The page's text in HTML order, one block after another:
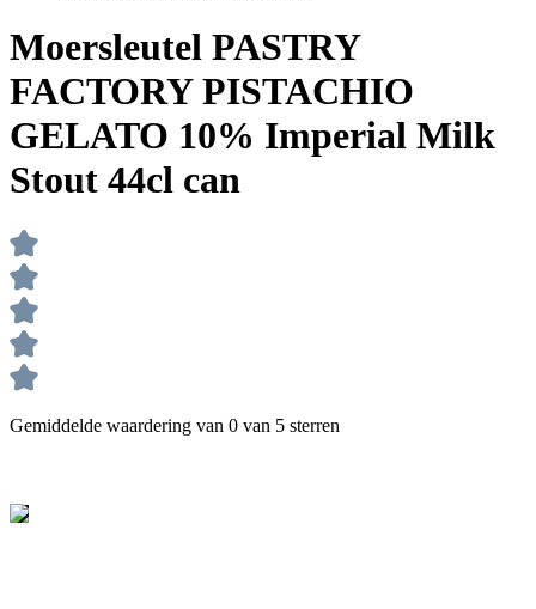
Moersleutel PASTRY
FACTORY PISTACHIO
GELATO 10% Imperial Milk
Stout 44cl can
Gemiddelde waardering van 0 van 5 sterren